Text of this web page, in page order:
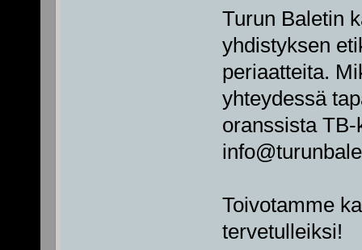
Turun Baletin
yhdistyksen
periaatteita.
yhteydessä
oranssista
Toivotamme
tervetulleiksi!